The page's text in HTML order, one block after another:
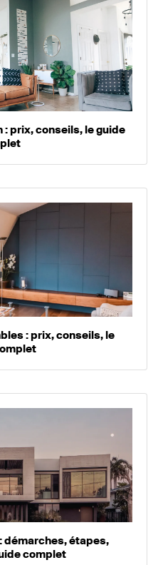
: prix, conseils, le guide
: prix, conseils, le
démarches, étapes,
complet